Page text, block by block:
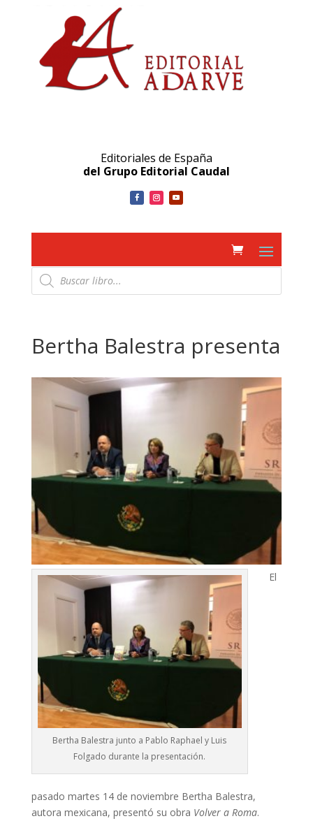
Editoriales de España
del Grupo Editorial Caudal
Búsqueda
de
productos
Bertha Balestra presenta
Bertha Balestra junto a Pablo Raphael y Luis
Folgado durante la presentación.
El
pasado martes 14 de noviembre Bertha Balestra,
autora mexicana, presentó su obra Volver a Roma.